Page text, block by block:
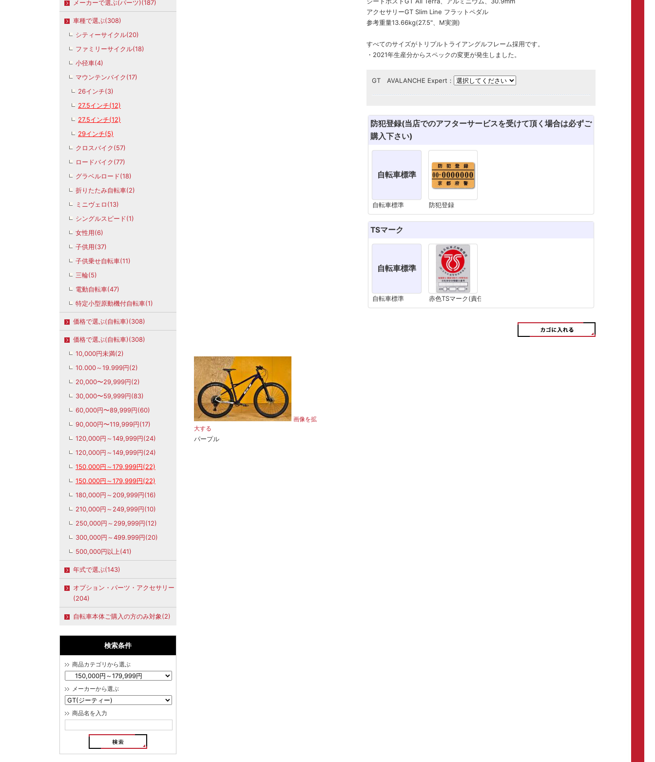
メーカーで選ぶ(パーツ)(187)
車種で選ぶ(308)
シティーサイクル(20)
ファミリーサイクル(18)
小径車(4)
マウンテンバイク(17)
26インチ(3)
27.5インチ(12)
27.5インチ(12)
29インチ(5)
クロスバイク(57)
ロードバイク(77)
グラベルロード(18)
折りたたみ自転車(2)
ミニヴェロ(13)
シングルスピード(1)
女性用(6)
子供用(37)
子供乗せ自転車(11)
三輪(5)
電動自転車(47)
特定小型原動機付自転車(1)
価格で選ぶ(自転車)(308)
価格で選ぶ(自転車)(308)
10,000円未満(2)
10.000～19.999円(2)
20,000〜29,999円(2)
30,000〜59,999円(83)
60,000円〜89,999円(60)
90,000円〜119,999円(17)
120,000円～149,999円(24)
120,000円～149,999円(24)
150,000円～179,999円(22)
150,000円～179,999円(22)
180,000円～209,999円(16)
210,000円～249,999円(10)
250,000円～299,999円(12)
300,000円～499.999円(20)
500,000円以上(41)
年式で選ぶ(143)
オプション・パーツ・アクセサリー
(204)
自転車本体ご購入の方のみ対象(2)
検索条件
商品カテゴリから選ぶ
メーカーから選ぶ
商品名を入力
アクセサリーGT Slim Line フラットペダル
参考重量13.66kg(27.5"、M実測)
すべてのサイズがトリプルトライアングルフレーム採用です。
・2021年生産分からスペックの変更が発生しました。
GT AVALANCHE Expert：
防犯登録(当店でのアフターサービスを受けて頂く場合は必ずご
購入下さい)
自転車標準
自転車標準 防犯登録
TSマーク
自転車標準
自転車標準 赤色TSマーク(責任賠償保険)
画像を拡
大する
パープル